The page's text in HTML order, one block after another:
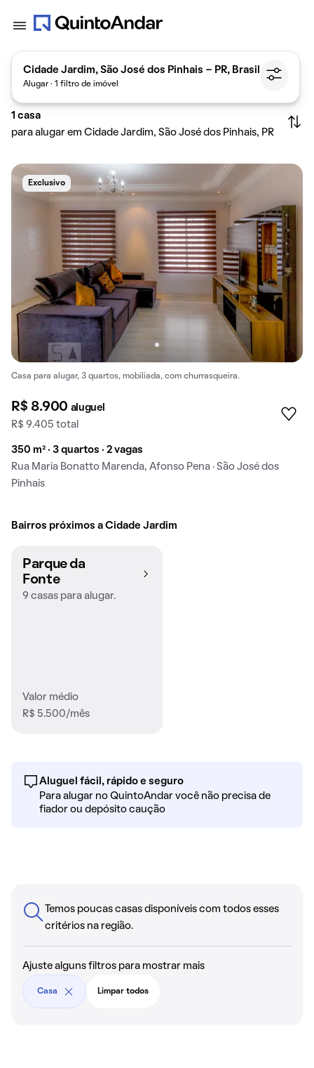
Cidade Jardim, São José dos Pinhais - PR, Brasil
Alugar · 1 filtro de imóvel
1 casa
para alugar em Cidade Jardim, São José dos Pinhais, PR
Exclusivo
Casa para alugar, 3 quartos, mobiliada, com churrasqueira.
R$ 8.900 aluguel
R$ 9.405 total
350 m² · 3 quartos · 2 vagas
Rua Maria Bonatto Marenda, Afonso Pena · São José dos
Pinhais
Bairros próximos a Cidade Jardim
Parque da
Fonte
9 casas para alugar.
Valor médio
R$ 5.500/mês
Aluguel fácil, rápido e seguro
Para alugar no QuintoAndar você não precisa de
fiador ou depósito caução
Temos poucas casas disponíveis com todos esses
critérios na região.
Ajuste alguns filtros para mostrar mais
Casa Limpar todos